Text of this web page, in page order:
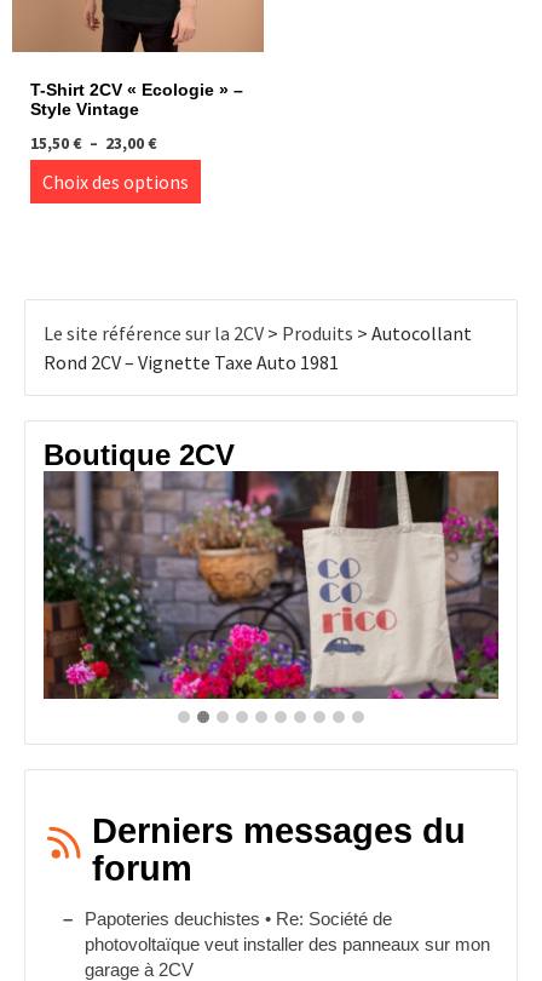
produit
T-Shirt 2CV « Ecologie » –
Style Vintage
15,50€ – 23,00€Plage
de
prix :
15,50 €
Choix des options
options
peuvent
sur
la
page
du
produit
Le site référence sur la 2CV > Produits > Autocollant
Rond 2CV – Vignette Taxe Auto 1981
Boutique 2CV
Derniers messages du
forum
Papoteries deuchistes • Re: Société de
photovoltaïque veut installer des panneaux sur mon
garage à 2CV